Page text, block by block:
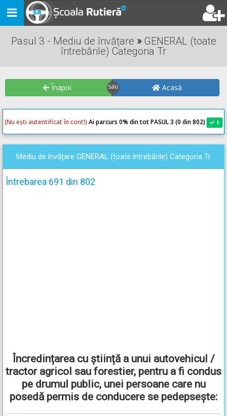
Toggle
navigation
Pasul 3 - Mediu de învățare »GENERAL (toate
întrebările) Categoria Tr
Înapoi Acasă
(Nu ești autentificat în cont!) Ai parcurs 0% din tot PASUL 3 (0 din 802) 0
Mediu de învățare GENERAL (toate întrebările) Categoria Tr
Întrebarea 691 din 802
Încredințarea cu știință a unui autovehicul /
tractor agricol sau forestier, pentru a fi condus
pe drumul public, unei persoane care nu
posedă permis de conducere se pedepsește: